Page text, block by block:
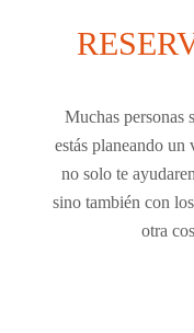
Muchas personas
estás planeando
no solo te
sino también con
otra